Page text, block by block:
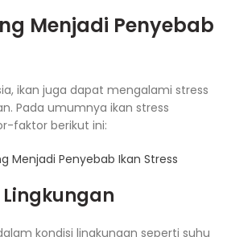
Menjadi Penyebab
ikan juga dapat mengalami stress
Pada umumnya ikan stress
faktor berikut ini:
Lingkungan
kondisi lingkungan seperti suhu